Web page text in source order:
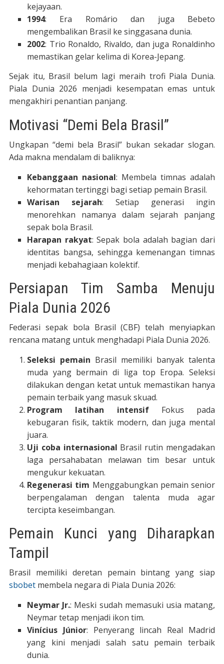
kejayaan.
1994: Era Romário dan juga Bebeto
mengembalikan Brasil ke singgasana dunia.
2002: Trio Ronaldo, Rivaldo, dan juga Ronaldinho
memastikan gelar kelima di Korea-Jepang.
Sejak itu, Brasil belum lagi meraih trofi Piala Dunia.
Piala Dunia 2026 menjadi kesempatan emas untuk
mengakhiri penantian panjang.
Motivasi “Demi Bela Brasil”
Ungkapan “demi bela Brasil” bukan sekadar slogan.
Ada makna mendalam di baliknya:
Kebanggaan nasional: Membela timnas adalah
kehormatan tertinggi bagi setiap pemain Brasil.
Warisan sejarah: Setiap generasi ingin
menorehkan namanya dalam sejarah panjang
sepak bola Brasil.
Harapan rakyat: Sepak bola adalah bagian dari
identitas bangsa, sehingga kemenangan timnas
menjadi kebahagiaan kolektif.
Persiapan Tim Samba Menuju
Piala Dunia 2026
Federasi sepak bola Brasil (CBF) telah menyiapkan
rencana matang untuk menghadapi Piala Dunia 2026.
Seleksi pemain Brasil memiliki banyak talenta
muda yang bermain di liga top Eropa. Seleksi
dilakukan dengan ketat untuk memastikan hanya
pemain terbaik yang masuk skuad.
Program latihan intensifFokus pada
kebugaran fisik, taktik modern, dan juga mental
juara.
Uji coba internasional Brasil rutin mengadakan
laga persahabatan melawan tim besar untuk
mengukur kekuatan.
Regenerasi tim Menggabungkan pemain senior
berpengalaman dengan talenta muda agar
tercipta keseimbangan.
Pemain Kunci yang Diharapkan
Tampil
Brasil memiliki deretan pemain bintang yang siap
sbobetmembela negara di Piala Dunia 2026:
Neymar Jr.: Meski sudah memasuki usia matang,
Neymar tetap menjadi ikon tim.
Vinícius Júnior: Penyerang lincah Real Madrid
yang kini menjadi salah satu pemain terbaik
dunia.